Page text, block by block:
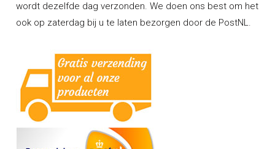
wordt dezelfde dag verzonden. We doen ons best om het
ook op zaterdag bij u te laten bezorgen door de PostNL.